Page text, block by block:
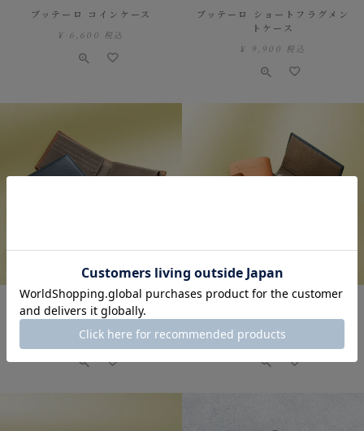
ブッテーロ コインケース
¥ 6,600 税込
ブッテーロ ショートフラグメン
トケース
¥ 9,900 税込
ブッテーロ 二つ折り財布（小銭
入れ付き）
18,700 税込
ブッテーロ ミディアムウォレッ
ト
¥ 22,000